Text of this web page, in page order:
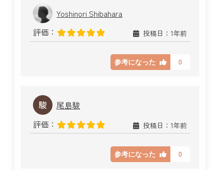
Yoshinori Shibahara
評価：
投稿日：1年前
参考になった 0
尾島駿
評価：
投稿日：1年前
参考になった 0